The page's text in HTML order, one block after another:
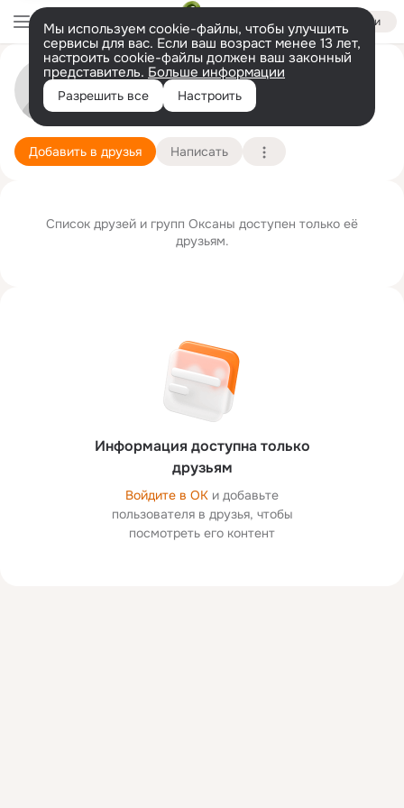
Войти
Мы используем cookie-файлы, чтобы улучшить
сервисы для вас. Если ваш возраст менее 13 лет,
настроить cookie-файлы должен ваш законный
представитель. Больше информации
Разрешить все Настроить
Оксана Данилова
Хабаровск 9 апреля
Добавить в друзья Написать
Информация доступна только
друзьям
Войдите в ОК и добавьте
пользователя в друзья, чтобы
посмотреть его контент
Список друзей и групп Оксаны доступен только её
друзьям.